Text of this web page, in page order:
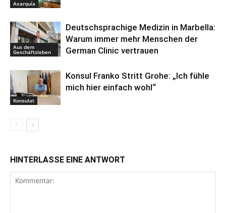
Axarquía
Aus dem
Geschäftsleben
Deutschsprachige Medizin in Marbella:
Warum immer mehr Menschen der
German Clinic vertrauen
Konsulat
Konsul Franko Stritt Grohe: „Ich fühle
mich hier einfach wohl“
HINTERLASSE EINE ANTWORT